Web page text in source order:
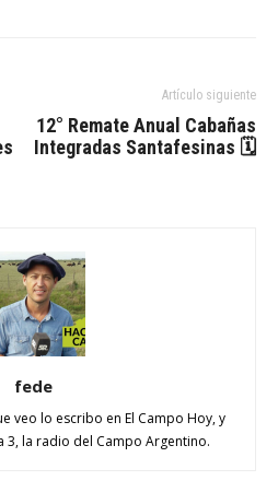
Artículo siguiente
12° Remate Anual Cabañas
Integradas Santafesinas 🗓
fede
veo lo escribo en El Campo Hoy, y
la radio del Campo Argentino.